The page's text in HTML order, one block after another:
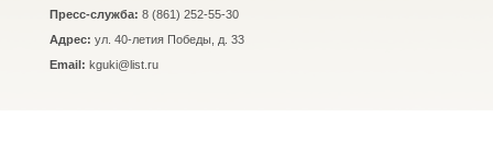
Пресс-служба: 8 (861) 252-55-30
Адрес: ул. 40-летия Победы, д. 33
Email: kguki@list.ru